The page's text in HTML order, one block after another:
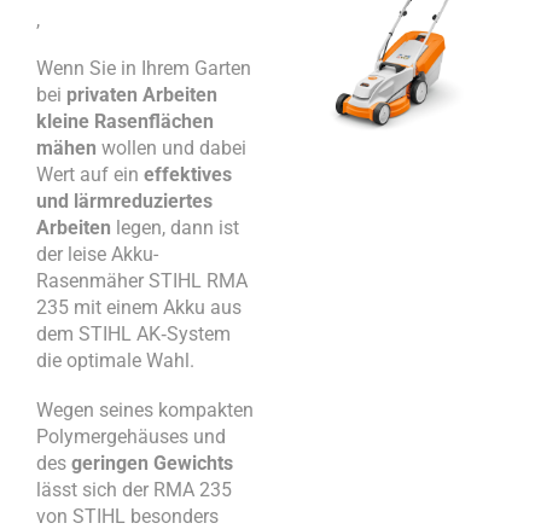
,
Wenn Sie in Ihrem Garten
bei privaten Arbeiten
kleine Rasenflächen
mähen wollen und dabei
Wert auf ein effektives
und lärmreduziertes
Arbeiten legen, dann ist
der leise Akku-
Rasenmäher STIHL RMA
235 mit einem Akku aus
dem STIHL AK‑System
die optimale Wahl.
Wegen seines kompakten
Polymergehäuses und
des geringen Gewichts
lässt sich der RMA 235
von STIHL besonders